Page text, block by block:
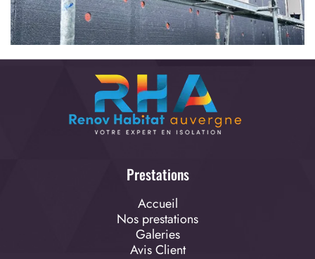
Prestations
Accueil
Nos prestations
Galeries
Avis Client